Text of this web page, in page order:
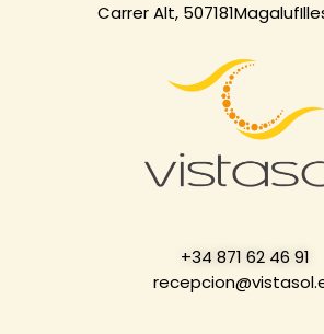
Carrer Alt, 507181Magaluf
+34 871 62 46 91